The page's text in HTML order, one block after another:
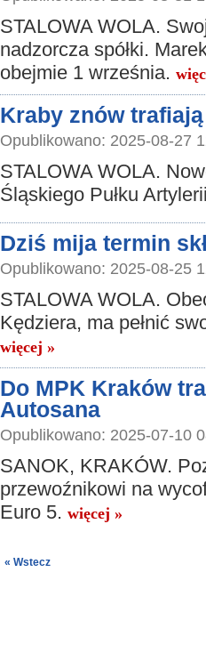
STALOWA WOLA.
nadzorcza spółki.
obejmie 1 września.
Kraby znów
Opublikowano: 2025-08-27
STALOWA WOLA.
Śląskiego Pułku
Dziś mija termin
Opublikowano: 2025-08-25
STALOWA WOLA.
Kędziera, ma pełnić
więcej »
Do MPK Kraków
Autosana
Opublikowano: 2025-07-10
SANOK, KRAKÓW.
przewoźnikowi na
Euro 5. więcej »
« Wstecz